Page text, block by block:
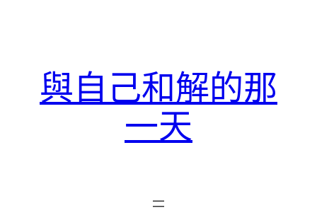
與自己和解的那
一天